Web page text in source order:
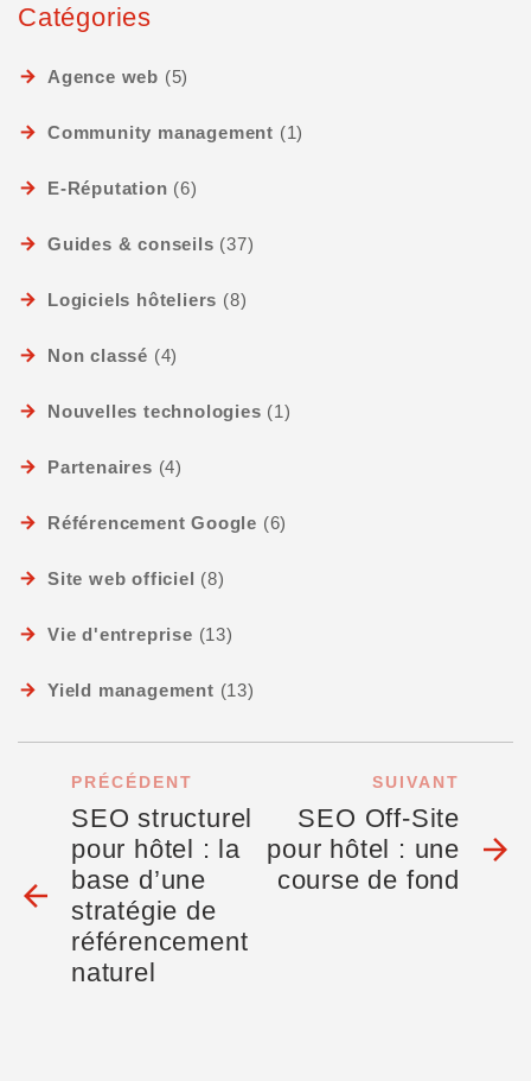
Catégories
Agence web (5)
Community management (1)
E-Réputation (6)
Guides & conseils (37)
Logiciels hôteliers (8)
Non classé (4)
Nouvelles technologies (1)
Partenaires (4)
Référencement Google (6)
Site web officiel (8)
Vie d'entreprise (13)
Yield management (13)
PRÉCÉDENT
arrow_back
SEO structurel
pour hôtel : la
base d’une
stratégie de
référencement
naturel
SUIVANT
SEO Off-Site
pour hôtel : une
course de fond
arrow_forward